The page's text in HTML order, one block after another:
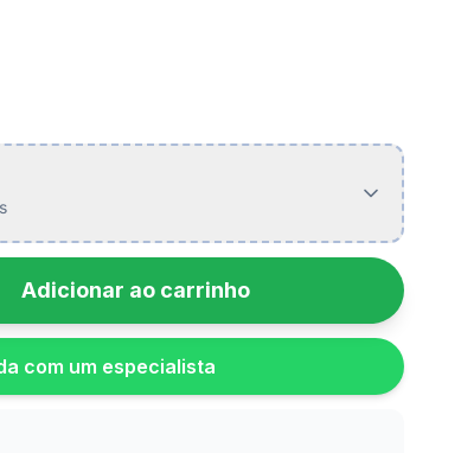
Adicionar ao carrinho
com um especialista